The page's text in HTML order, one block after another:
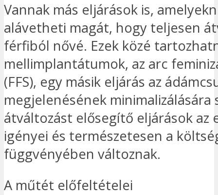
Vannak más eljárások is,
alávetheti magát, hogy teljesen
férfiból nővé. Ezek közé
mellimplantátumok, az arc
(FFS), egy másik eljárás az
megjelenésének minimalizálására
átváltozást elősegítő eljárások az
igényei és természetesen a
függvényében változnak.
A műtét előfeltételei